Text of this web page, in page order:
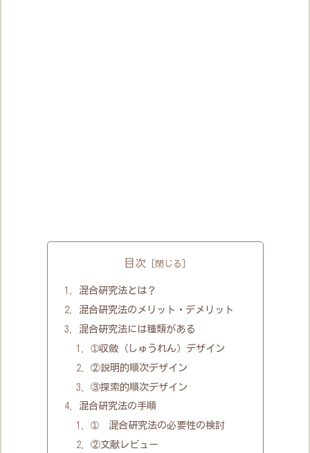
目次
混合研究法とは？
混合研究法のメリット・デメリット
混合研究法には種類がある
➀収斂（しゅうれん）デザイン
②説明的順次デザイン
③探索的順次デザイン
混合研究法の手順
➀ 混合研究法の必要性の検討
②文献レビュー